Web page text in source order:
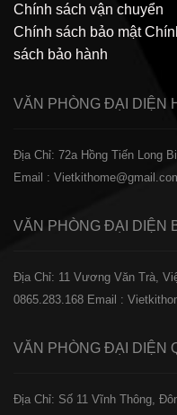
Chính sách vận chuyển
Chính sách bảo mật
sách bảo hành
VĂN PHÒNG ĐẠI DIỆN
Địa Chỉ: 72a Hồng Tiến Long
Email :
VĂN PHÒNG ĐẠI DIỆN
Địa Chỉ: 11 Vương Văn Trà,
0865.283.168 Email :
VĂN PHÒNG ĐẠI DIỆN
Địa Chỉ: Số 11 Vĩnh Thông,